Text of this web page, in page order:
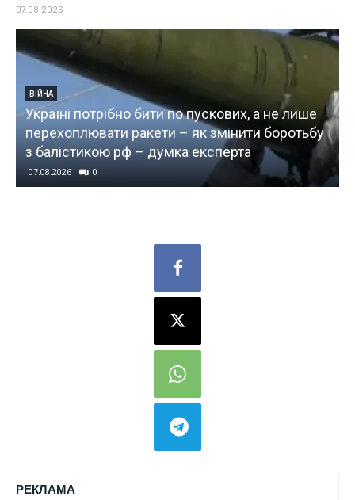
РЕКЛАМА
07.08.2026
потрібно бити по пускових, а не лише
ракети – як змінити боротьбу
рф – думка експерта
0
ВІЙНА
Поїзди у
через
07.08.2026